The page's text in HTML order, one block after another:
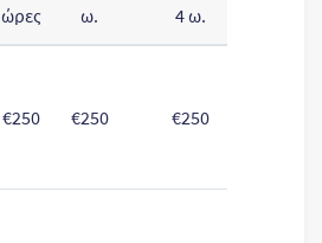
ώρες
ω.
4 ω.
€250 €250 €250